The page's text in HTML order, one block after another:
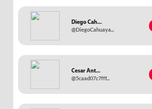
Diego Cah...
@DiegoCahuaya...
Cesar Ant...
@5caad07c7fff...